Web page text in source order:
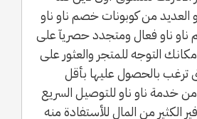
العديد من كوبونات خصم ناو ناو
ناو ناو فعال ومتجدد حصريآ على
التوجه للمتجر والعثور على
ترغب بالحصول عليها بأقل
من خدمة ناو ناو للتوصيل السريع
الكثير من المال للأستفادة منه